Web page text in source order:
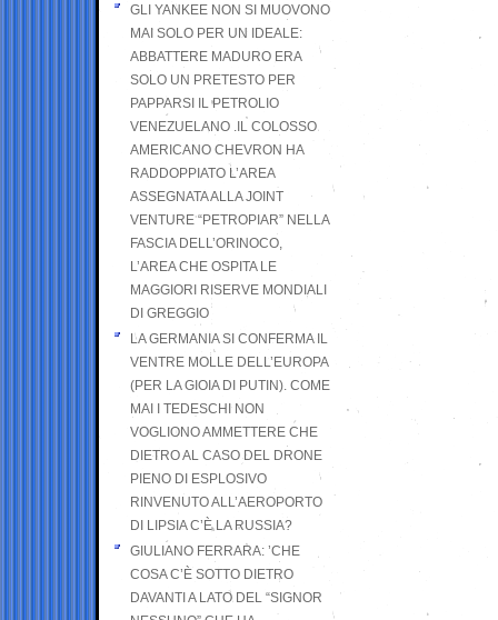
GLI YANKEE NON SI MUOVONO
MAI SOLO PER UN IDEALE:
ABBATTERE MADURO ERA
SOLO UN PRETESTO PER
PAPPARSI IL PETROLIO
VENEZUELANO .IL COLOSSO
AMERICANO CHEVRON HA
RADDOPPIATO L’AREA
ASSEGNATA ALLA JOINT
VENTURE “PETROPIAR” NELLA
FASCIA DELL’ORINOCO,
L’AREA CHE OSPITA LE
MAGGIORI RISERVE MONDIALI
DI GREGGIO
LA GERMANIA SI CONFERMA IL
VENTRE MOLLE DELL’EUROPA
(PER LA GIOIA DI PUTIN). COME
MAI I TEDESCHI NON
VOGLIONO AMMETTERE CHE
DIETRO AL CASO DEL DRONE
PIENO DI ESPLOSIVO
RINVENUTO ALL’AEROPORTO
DI LIPSIA C’È LA RUSSIA?
GIULIANO FERRARA: ’CHE
COSA C’È SOTTO DIETRO
DAVANTI A LATO DEL “SIGNOR